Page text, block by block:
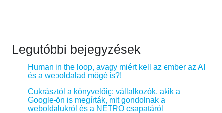
Legutóbbi bejegyzések
Human in the loop, avagy miért kell az ember az AI
és a weboldalad mögé is?!
Cukrásztól a könyvelőig: vállalkozók, akik a
Google-ön is megírták, mit gondolnak a
weboldalukról és a NETRO csapatáról